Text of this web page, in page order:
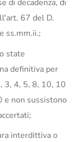
di decadenza, di
67 del D.
ss.mm.ii.;
state
definitiva per
3, 4, 5, 8, 10, 10
e non sussistono
interdittiva o